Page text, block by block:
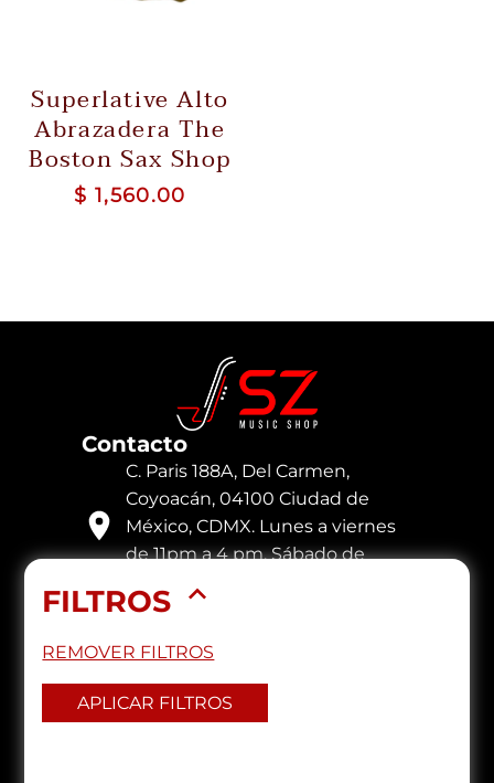
Superlative Alto
Abrazadera The
Boston Sax Shop
$ 1,560.00
FILTROS
REMOVER FILTROS
APLICAR FILTROS
Contacto
C. Paris 188A, Del Carmen,
Coyoacán, 04100 Ciudad de
México, CDMX. Lunes a viernes
de 11pm a 4 pm. Sábado de
Lunes a viernes de 11pm a 4 pm.
56 7119 4781
+52 1 55 9185 4999
szmusicshop@gmail.com